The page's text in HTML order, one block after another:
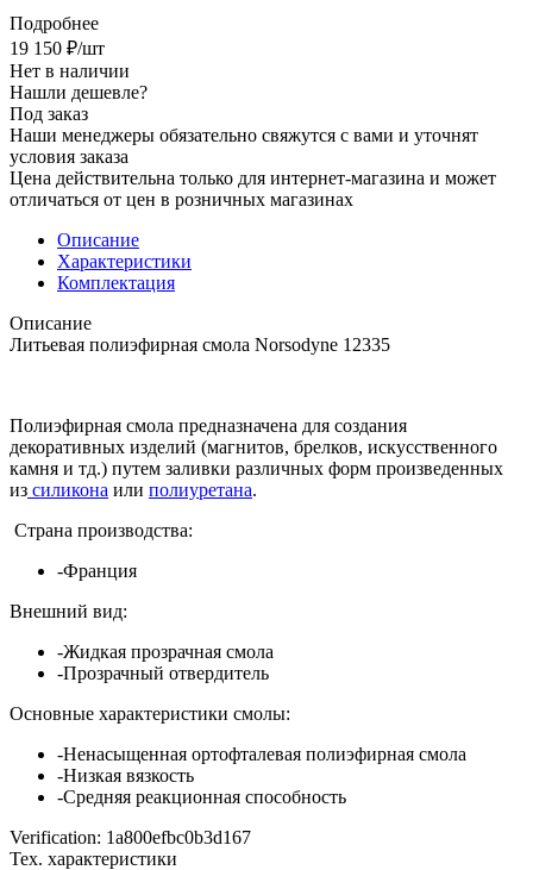
Подробнее
19 150 ₽/шт
Нет в наличии
Нашли дешевле?
Под заказ
Наши менеджеры обязательно свяжутся с вами и уточнят
условия заказа
Цена действительна только для интернет-магазина и может
отличаться от цен в розничных магазинах
Описание
Характеристики
Комплектация
Описание
Литьевая полиэфирная смола Norsodyne 12335
Полиэфирная смола предназначена для создания
декоративных изделий (магнитов, брелков, искусственного
камня и тд.) путем заливки различных форм произведенных
из силикона или полиуретана.
Страна производства:
-Франция
Внешний вид:
-Жидкая прозрачная смола
-Прозрачный отвердитель
Основные характеристики смолы:
-Ненасыщенная ортофталевая полиэфирная смола
-Низкая вязкость
-Средняя реакционная способность
Verification: 1a800efbc0b3d167
Тех. характеристики